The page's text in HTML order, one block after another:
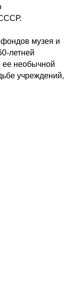
фондов музея и
летней
ее необычной
учреждений,